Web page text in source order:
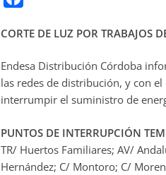
c
o
k
CORTE DE LUZ POR TRABAJOS
Endesa Distribución Córdoba
las redes de distribución, y con
interrumpir el suministro de
PUNTOS DE INTERRUPCIÓN
TR/ Huertos Familiares; AV/
Hernández; C/ Montoro; C/